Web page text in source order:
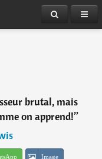
brutal, mais
on apprend!”
Image